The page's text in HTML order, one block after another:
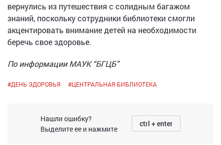
вернулись из путешествия с солидным багажом
знаний, поскольку сотрудники библиотеки смогли
акцентировать внимание детей на необходимости
беречь свое здоровье.
По информации МАУК “БГЦБ”
#ДЕНЬ ЗДОРОВЬЯ #ЦЕНТРАЛЬНАЯ БИБЛИОТЕКА
Нашли ошибку?
Выделите ее и нажмите
ctrl + enter